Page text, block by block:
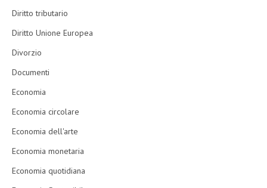
Diritto tributario
Diritto Unione Europea
Divorzio
Documenti
Economia
Economia circolare
Economia dell'arte
Economia monetaria
Economia quotidiana